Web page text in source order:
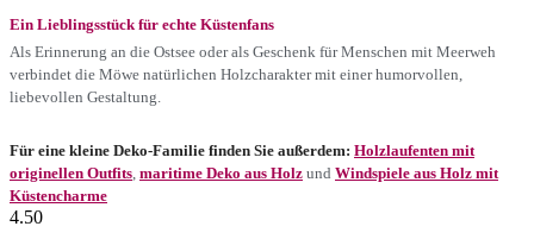
Ein Lieblingsstück für echte Küstenfans
Als Erinnerung an die Ostsee oder als Geschenk für Menschen mit Meerweh
verbindet die Möwe natürlichen Holzcharakter mit einer humorvollen,
liebevollen Gestaltung.
Für eine kleine Deko-Familie finden Sie außerdem: Holzlaufenten mit
originellen Outfits maritime Deko aus Holz und Windspiele aus Holz mit
Küstencharme
4.50